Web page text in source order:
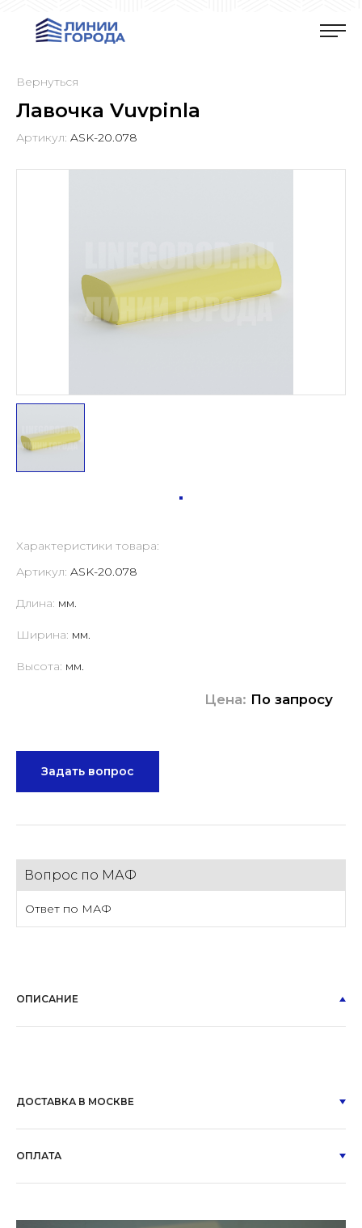
Вернуться
Лавочка Vuvpinla
Артикул: ASK-20.078
Характеристики товара:
Артикул: ASK-20.078
Длина: мм.
Ширина: мм.
Высота: мм.
Цена: По запросу
Задать вопрос
Вопрос по МАФ
Ответ по МАФ
ОПИСАНИЕ
ДОСТАВКА В МОСКВЕ
ОПЛАТА